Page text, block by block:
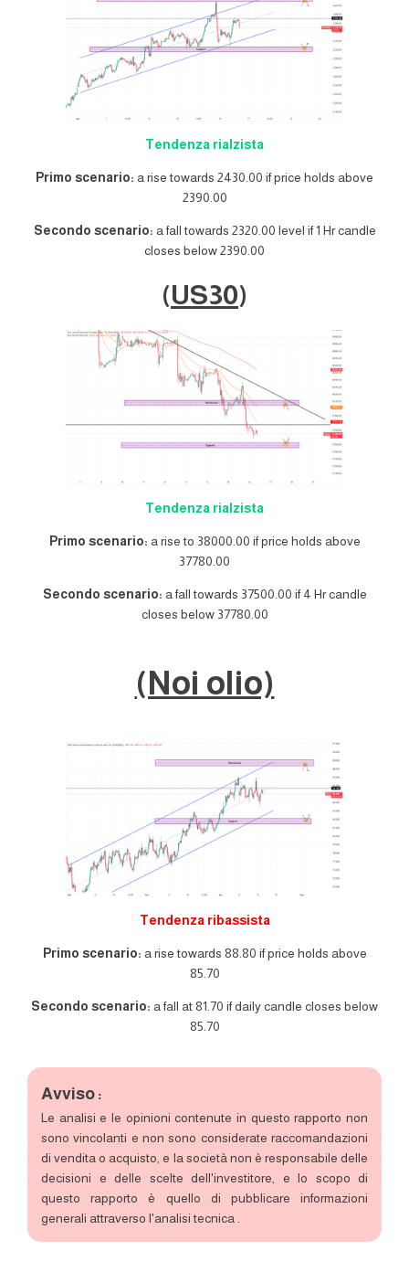
Tendenza rialzista
Primo scenario: a rise towards 2430.00 if price holds above
2390.00
Secondo scenario: a fall towards 2320.00 level if 1 Hr candle
closes below 2390.00
(US30)
Tendenza rialzista
Primo scenario: a rise to 38000.00 if price holds above
37780.00
Secondo scenario: a fall towards 37500.00 if 4 Hr candle
closes below 37780.00
(Noi olio)
Tendenza ribassista
Primo scenario: a rise towards 88.80 if price holds above
85.70
Secondo scenario: a fall at 81.70 if daily candle closes below
85.70
Avviso :
Le analisi e le opinioni contenute in questo rapporto non
sono vincolanti e non sono considerate raccomandazioni
di vendita o acquisto, e la società non è responsabile delle
decisioni e delle scelte dell'investitore, e lo scopo di
questo rapporto è quello di pubblicare informazioni
generali attraverso l'analisi tecnica .